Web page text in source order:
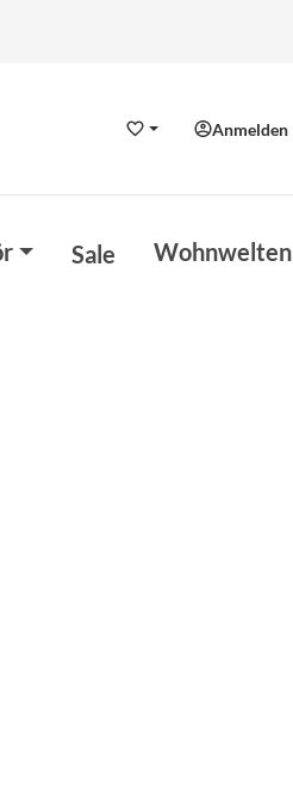
WunschzettelAnmelden
Sale Wohnwelten